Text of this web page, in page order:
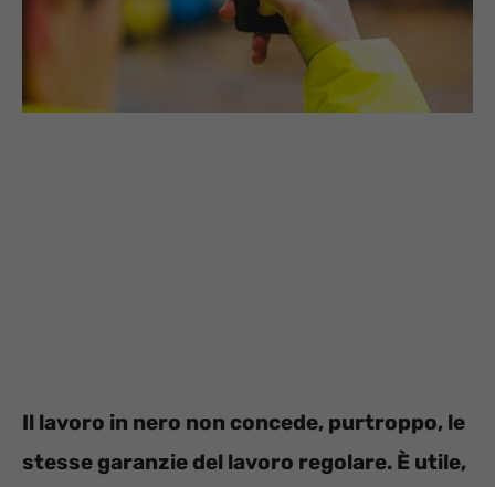
Il lavoro in nero non concede, purtroppo, le
stesse garanzie del lavoro regolare. È utile,